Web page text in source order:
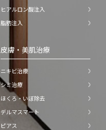
ヒアルロン酸注入
脂肪注入
皮膚・美肌治療
ニキビ治療
シミ治療
ほくろ・いぼ除去
デルマスマート
ピアス